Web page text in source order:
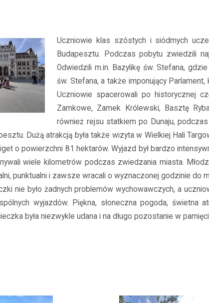
Uczniowie klas szóstych i siódmych
Budapesztu. Podczas pobytu zwiedzili
Odwiedzili m.in. Bazylikę św. Stefana,
św. Stefana, a także imponujący
Uczniowie spacerowali po historycznej
Zamkowe, Zamek Królewski, Basztę
również rejsu statkiem po Dunaju,
Dużą atrakcją była także wizyta w Wielkiej Hali
o powierzchni 81 hektarów. Wyjazd był bardzo
wiele kilometrów podczas zwiedzania miasta.
punktualni i zawsze wracali o wyznaczonej godzinie do
nie było żadnych problemów wychowawczych, a
wyjazdów. Piękna, słoneczna pogoda, świetna
była niezwykle udana i na długo pozostanie w